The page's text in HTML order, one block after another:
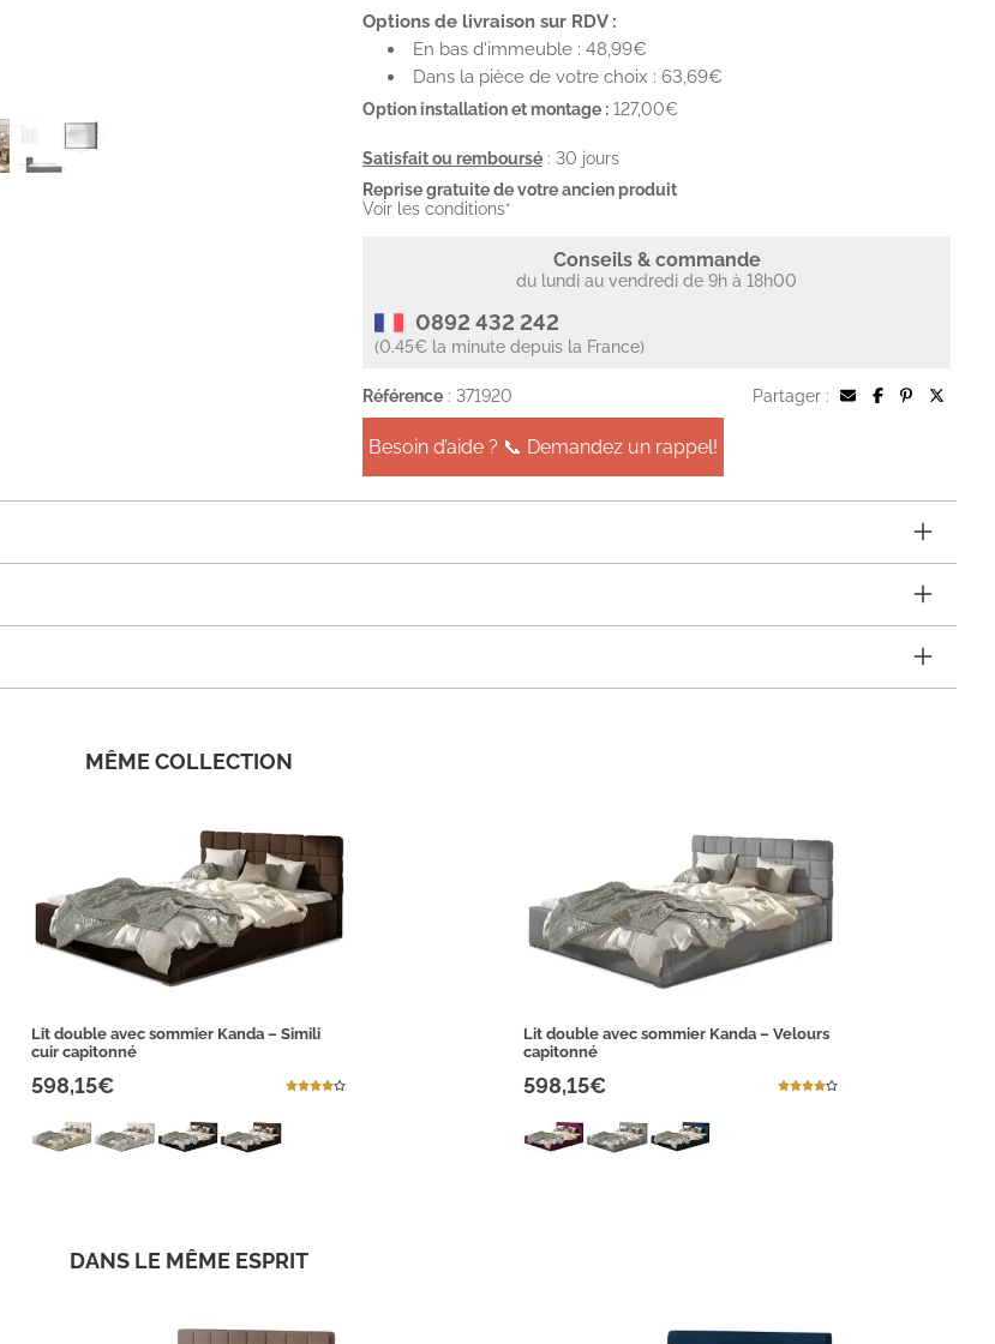
Options de livraison sur RDV :
En bas d'immeuble : 48,99€
Dans la pièce de votre choix : 63,69€
Option installation et montage : 127,00€
Satisfait ou remboursé : 30 jours
Reprise gratuite de votre ancien produit
Voir les conditions*
Conseils & commande
du lundi au vendredi de 9h à 18h00
0892 432 242
(0.45€ la minute depuis la France)
Référence : 371920 Partager :
Besoin d’aide ? 📞 Demandez un rappel!
MÊME COLLECTION
Lit double avec sommier Kanda – Simili
cuir capitonné
598,15€
Lit double avec sommier Kanda – Velours
capitonné
598,15€
DANS LE MÊME ESPRIT